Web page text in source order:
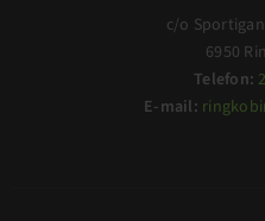
c/o
6950
Telefon:
E-mail: